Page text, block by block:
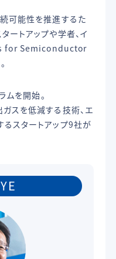
可能性を推進するた
ートアップや学者、イ
for Semiconductor
を開始。
スを低減する技術、エ
スタートアップ9社が